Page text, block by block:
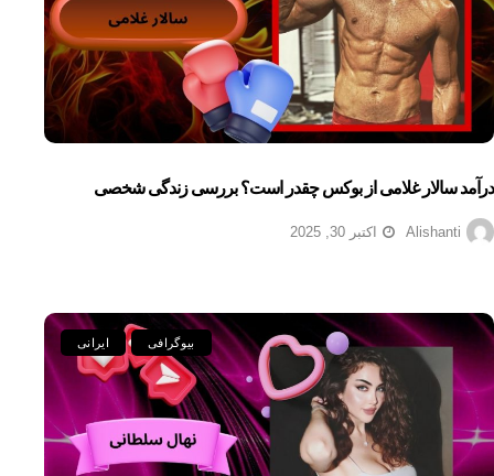
درآمد سالار غلامی از بوکس چقدر است؟ بررسی زندگی شخصی
Alishanti اکتبر 30, 2025
ایرانی بیوگرافی